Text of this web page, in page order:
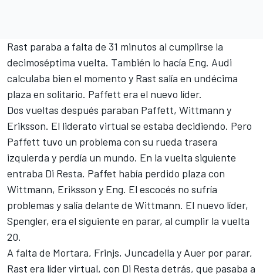
Rast paraba a falta de 31 minutos al cumplirse la
decimoséptima vuelta. También lo hacía Eng. Audi
calculaba bien el momento y Rast salía en undécima
plaza en solitario. Paffett era el nuevo líder.
Dos vueltas después paraban Paffett, Wittmann y
Eriksson. El liderato virtual se estaba decidiendo. Pero
Paffett tuvo un problema con su rueda trasera
izquierda y perdía un mundo. En la vuelta siguiente
entraba Di Resta. Paffet había perdido plaza con
Wittmann, Eriksson y Eng. El escocés no sufría
problemas y salía delante de Wittmann. El nuevo líder,
Spengler, era el siguiente en parar, al cumplir la vuelta
20.
A falta de Mortara, Frinjs, Juncadella y Auer por parar,
Rast era líder virtual, con Di Resta detrás, que pasaba a